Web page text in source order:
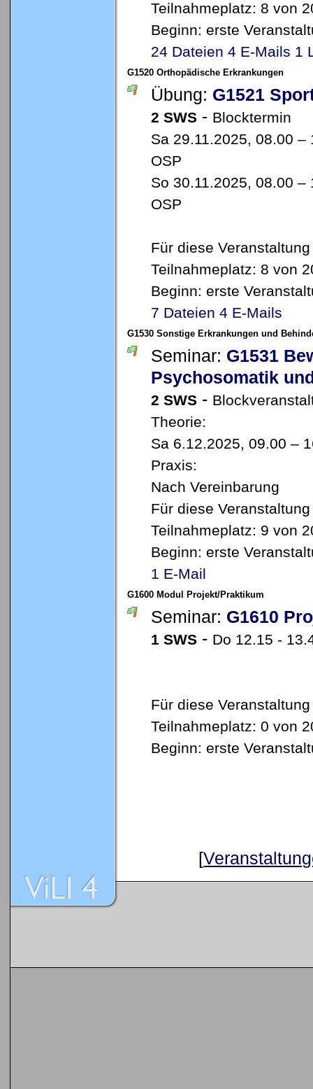
Teilnahmeplatz: 8 von
Beginn: erste
24 Dateien 4 E-Mails 1
G1520 Orthopädische Erkrankungen
Übung: G1521
2 SWS - Blocktermin
Sa 29.11.2025, 08.00
OSP
So 30.11.2025, 08.00
OSP
Für diese
Teilnahmeplatz: 8 von
Beginn: erste
7 Dateien 4 E-Mails
G1530 Sonstige Erkrankungen und
Seminar: G1531
Psychosomatik
2 SWS -
Theorie:
Sa 6.12.2025, 09.00 –
Praxis:
Nach Vereinbarung
Für diese
Teilnahmeplatz: 9 von
Beginn: erste
1 E-Mail
G1600 Modul Projekt/Praktikum
Seminar: G1610
1 SWS - Do 12.15 -
Für diese
Teilnahmeplatz: 0 von
Beginn: erste
[